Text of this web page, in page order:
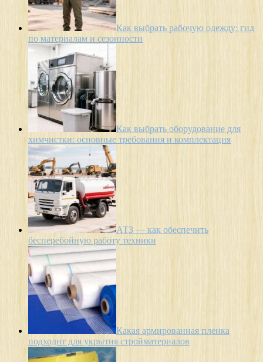
Как выбрать рабочую одежду: гид
по материалам и сезонности
Как выбрать оборудование для
химчистки: основные требования и комплектация
АТЗ — как обеспечить
бесперебойную работу техники
Какая армированная пленка
подходит для укрытия стройматериалов